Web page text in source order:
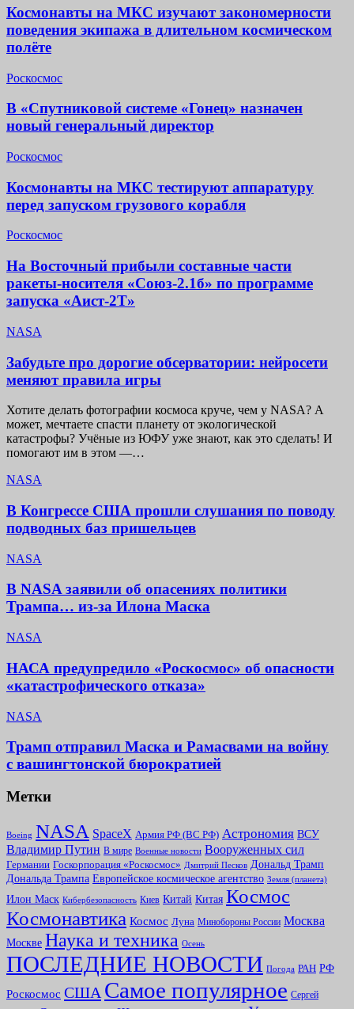
Космонавты на МКС изучают закономерности
поведения экипажа в длительном космическом
полёте
Роскосмос
В «Спутниковой системе «Гонец» назначен
новый генеральный директор
Роскосмос
Космонавты на МКС тестируют аппаратуру
перед запуском грузового корабля
Роскосмос
На Восточный прибыли составные части
ракеты-носителя «Союз-2.1б» по программе
запуска «Аист-2Т»
NASA
Забудьте про дорогие обсерватории: нейросети
меняют правила игры
Хотите делать фотографии космоса круче, чем у NASA? А
может, мечтаете спасти планету от экологической
катастрофы? Учёные из ЮФУ уже знают, как это сделать! И
помогают им в этом —…
NASA
В Конгрессе США прошли слушания по поводу
подводных баз пришельцев
NASA
В NASA заявили об опасениях политики
Трампа… из-за Илона Маска
NASA
НАСА предупредило «Роскосмос» об опасности
«катастрофического отказа»
NASA
Трамп отправил Маска и Рамасвами на войну
с вашингтонской бюрократией
Метки
Boeing NASA SpaceX Армия РФ (ВС РФ) Астрономия ВСУ
Владимир Путин В мире Военные новости Вооруженных сил
Германии Госкорпорация «Роскосмос» Дмитрий Песков Дональд Трамп
Дональда Трампа Европейское космическое агентство Земля (планета)
Илон Маск Кибербезопасность Киев Китай Китая Космоc
Космонавтика Космос Луна Минобороны России Москва
Москве Наука и техника Осень
ПОСЛЕДНИЕ НОВОСТИ Погода РАН РФ
Роскосмос США Самое популярное Сергей